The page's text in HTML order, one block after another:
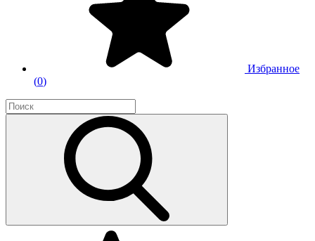
Избранное
(0)